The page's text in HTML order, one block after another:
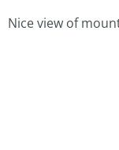
Nice view of